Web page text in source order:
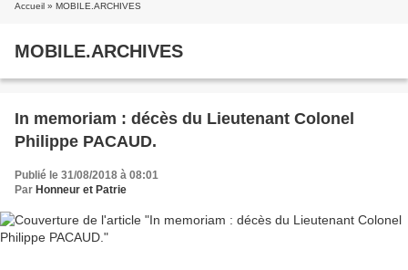
Accueil » MOBILE.ARCHIVES
MOBILE.ARCHIVES
In memoriam : décès du Lieutenant Colonel
Philippe PACAUD.
Publié le 31/08/2018 à 08:01
Par Honneur et Patrie